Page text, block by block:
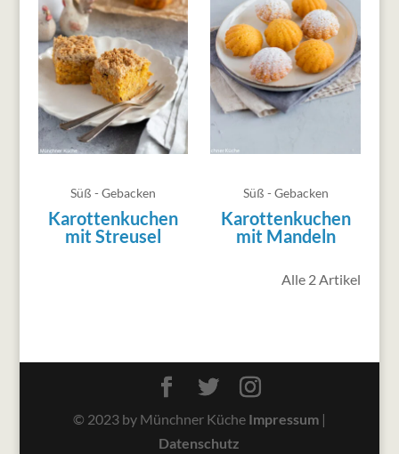
Süß - Gebacken
Karottenkuchen
mit Streusel
Süß - Gebacken
Karottenkuchen
mit Mandeln
Alle 2 Artikel
© 2023 by Münchner Küche Impressum|
Datenschutz